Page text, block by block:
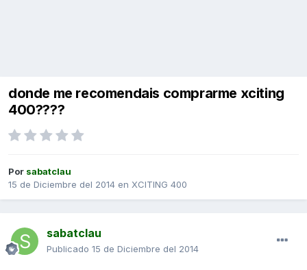
donde me recomendais comprarme xciting
400????
Por sabatclau
15 de Diciembre del 2014 en XCITING 400
sabatclau
Publicado 15 de Diciembre del 2014